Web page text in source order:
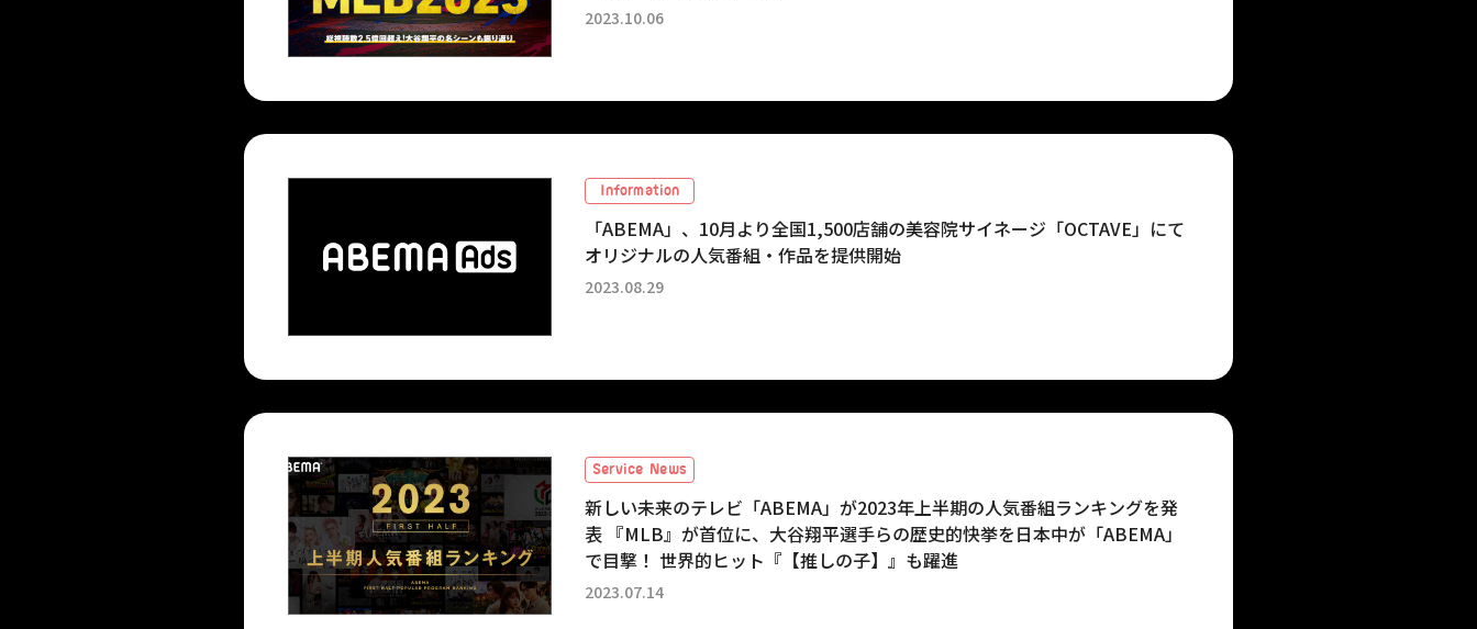
2023.10.06
Information
「ABEMA」、10月より全国1,500店舗の美容院サイネージ「OCTAVE」にて
オリジナルの人気番組・作品を提供開始
2023.08.29
Service News
新しい未来のテレビ「ABEMA」が2023年上半期の人気番組ランキングを発
表 『MLB』が首位に、大谷翔平選手らの歴史的快挙を日本中が「ABEMA」
で目撃！ 世界的ヒット『【推しの子】』も躍進
2023.07.14